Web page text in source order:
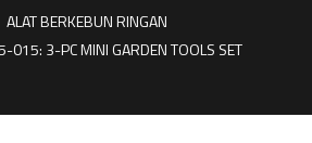
ALAT BERKEBUN RINGAN
015: 3-PC MINI GARDEN TOOLS SET